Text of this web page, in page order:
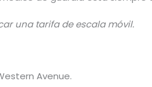
una tarifa de escala móvil.
Avenue.